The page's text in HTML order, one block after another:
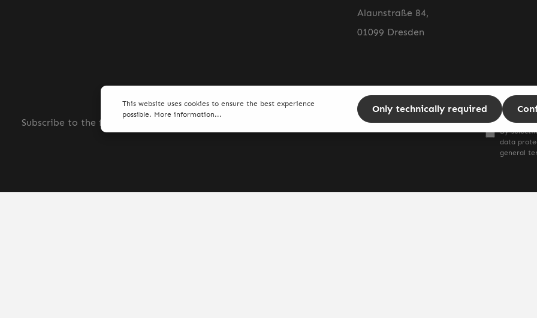
Subscribe to the free newsletter and do not miss any news or promotions.
By
data
general
Alaunstraße 84,
01099 Dresden
This website uses cookies to ensure the best experience
possible. More information... Only technically required